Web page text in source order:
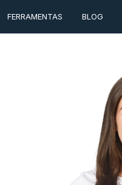
FERRAMENTAS BLOG